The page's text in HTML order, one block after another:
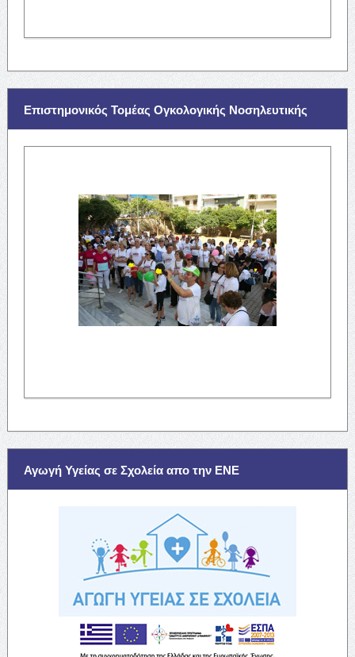
Επιστημονικός Τομέας Ογκολογικής Νοσηλευτικής
Αγωγή Υγείας σε Σχολεία απο την ΕΝΕ